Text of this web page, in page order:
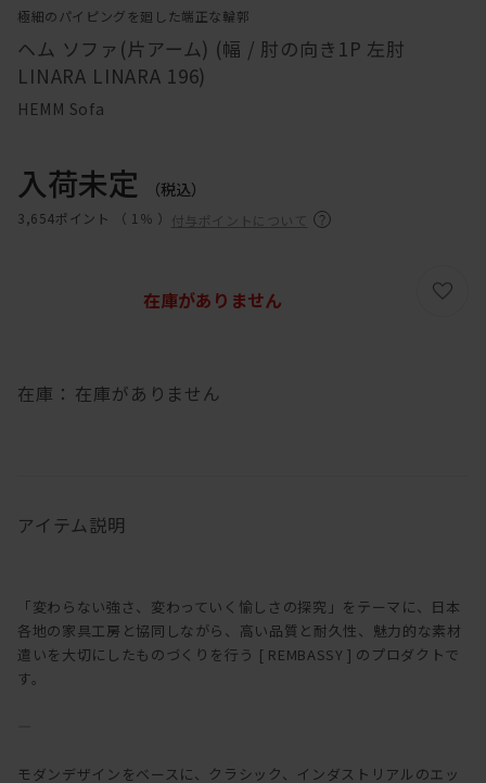
極細のパイピングを廻した端正な輪郭
ヘム ソファ(片アーム) (幅 / 肘の向き1P 左肘
LINARA LINARA 196)
HEMM Sofa
入荷未定 （税込）
3,654ポイント （ 1％ ） 付与ポイントについて
在庫： 在庫がありません
在庫がありません
アイテム説明
「変わらない強さ、変わっていく愉しさの探究」をテーマに、日本
各地の家具工房と協同しながら、高い品質と耐久性、魅力的な素材
遣いを大切にしたものづくりを行う [ REMBASSY ] のプロダクトで
す。
モダンデザインをベースに、クラシック、インダストリアルのエッ